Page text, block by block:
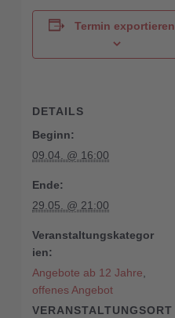
Termin exportieren
DETAILS
Beginn:
09.04. @ 16:00
Ende:
29.05. @ 21:00
Veranstaltungskategor
ien:
Angebote ab 12 Jahre
offenes Angebot
VERANSTALTUNGSORT